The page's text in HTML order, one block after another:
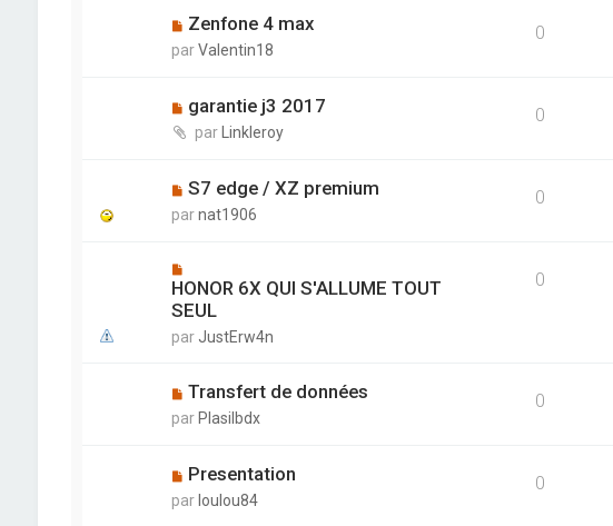
Zenfone 4 max
parValentin18
0
garantie j3 2017
par Linkleroy
0
S7 edge / XZ premium
parnat1906
0
HONOR 6X QUI S'ALLUME TOUT
SEUL
par JustErw4n
0
Transfert de données
par Plasilbdx
0
Presentation
par loulou84
0